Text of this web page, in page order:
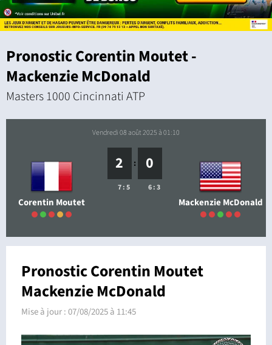
Pronostic Corentin Moutet -
Mackenzie McDonald
Masters 1000 Cincinnati ATP
Corentin Moutet
2 : 0
7 : 5 6 : 3
vendredi 08 août 2025 à 01:10
Mackenzie McDonald
Pronostic Corentin Moutet
Mackenzie McDonald
Mise à jour :07/08/2025 à 11:45